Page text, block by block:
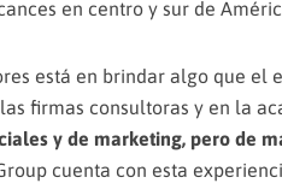
en centro y sur de
está en brindar algo que el
firmas consultoras y en la
y de marketing, pero de
cuenta con esta